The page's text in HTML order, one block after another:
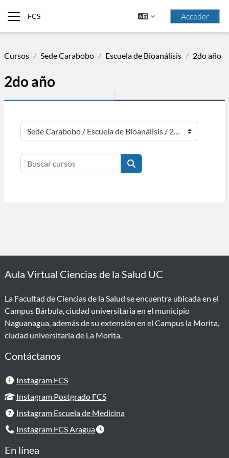
FCS Acceder
Cursos Sede Carabobo Escuela de Bioanálisis 2do año
2do año
Categorías
Buscar cursos
Buscar cursos
Aula Virtual Ciencias de la Salud UC
La Facultad de Ciencias de la Salud se encuentra ubicada en el
Campus Bárbula, ciudad universitaria en el municipio
Naguanagua, además de su extensión en el Campus la Morita,
ciudad universitaria de La Morita.
Contáctanos
Instagram FCS
Instagram Postgrado FCS
Instagram Escuela de Medicina
Instagram FCS Aragua
En línea